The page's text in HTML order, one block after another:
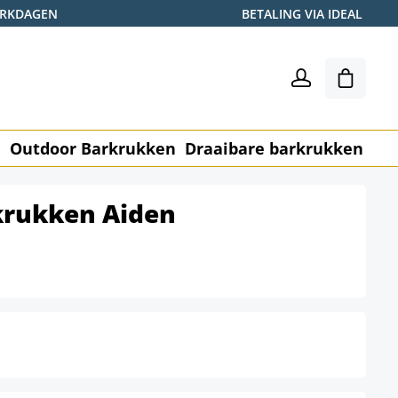
BETALING VIA IDEAL
Outdoor Barkrukken Draaibare barkrukken
Aiden